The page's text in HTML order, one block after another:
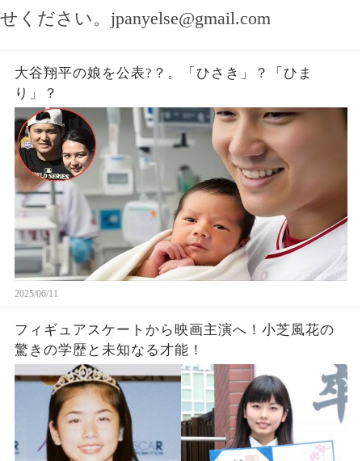
せください。 jpanyelse@gmail.com
大谷翔平の娘を公表?？。「ひさき」？「ひま
り」？
2025/06/11
フィギュアスケートから映画主演へ！小芝風花の
驚きの学歴と未知なる才能！